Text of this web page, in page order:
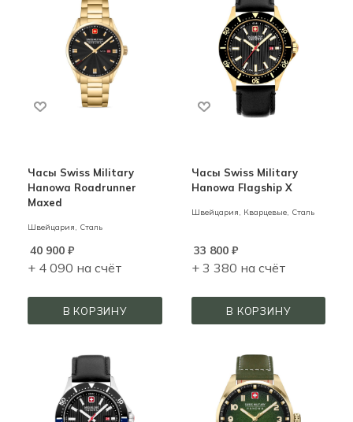
Часы Swiss Military
Hanowa Roadrunner
Maxed
Швейцария, Сталь
40 900 ₽
+ 4 090 на счёт
В КОРЗИНУ
Часы Swiss Military
Hanowa Flagship X
Швейцария, Кварцевые, Сталь
33 800₽
+ 3 380 на счёт
В КОРЗИНУ